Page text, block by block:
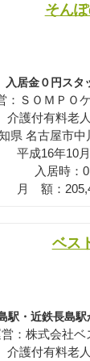
そん
入居金０円スタ
：ＳＯＭＰＯ
介護付有料老
県 名古屋市中
平成16年10
入居時：
月 額：
ベス
駅・近鉄長島
：株式会社ベ
介護付有料老